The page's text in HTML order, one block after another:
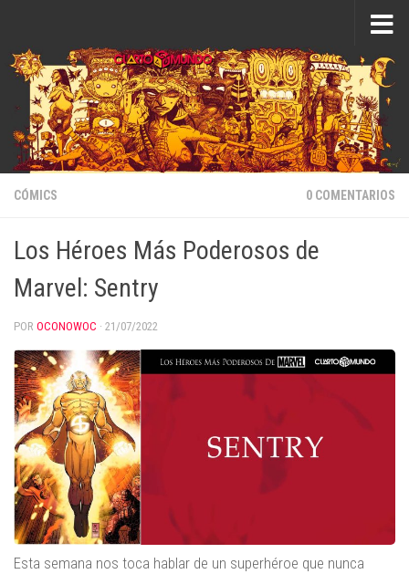
CÓMICS 0 COMENTARIOS
Los Héroes Más Poderosos de
Marvel: Sentry
POR OCONOWOC · 21/07/2022
Esta semana nos toca hablar de un superhéroe que nunca